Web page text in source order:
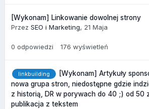
[Wykonam] Linkowanie dowolnej strony
Przez SEO i Marketing, 21 Maja
0 odpowiedzi 176 wyświetleń
linkbuilding
[Wykonam] Artykuły
nowa grupa stron, niedostępne gdzie
z historią, DR w porywach do 40 ;) od 50
publikacja z tekstem